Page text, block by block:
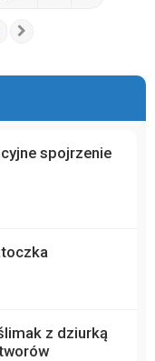
spojrzenie
z dziurką